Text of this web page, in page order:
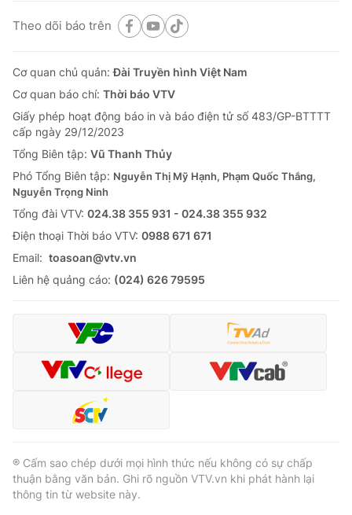
Theo dõi báo trên
Cơ quan chủ quản:Đài Truyền hình Việt Nam
Cơ quan báo chí: Thời báo VTV
Giấy phép hoạt động báo in và báo điện tử số 483/GP-BTTTT
cấp ngày 29/12/2023
Tổng Biên tập: Vũ Thanh Thủy
Phó Tổng Biên tập: Nguyễn Thị Mỹ Hạnh, Phạm Quốc Thắng,
Nguyễn Trọng Ninh
Tổng đài VTV: 024.38 355 931 - 024.38 355 932
Ðiện thoại Thời báo VTV: 0988 671 671
Email: toasoan@vtv.vn
Liên hệ quảng cáo: (024) 626 79595
® Cấm sao chép dưới mọi hình thức nếu không có sự chấp
thuận bằng văn bản. Ghi rõ nguồn VTV.vn khi phát hành lại
thông tin từ website này.